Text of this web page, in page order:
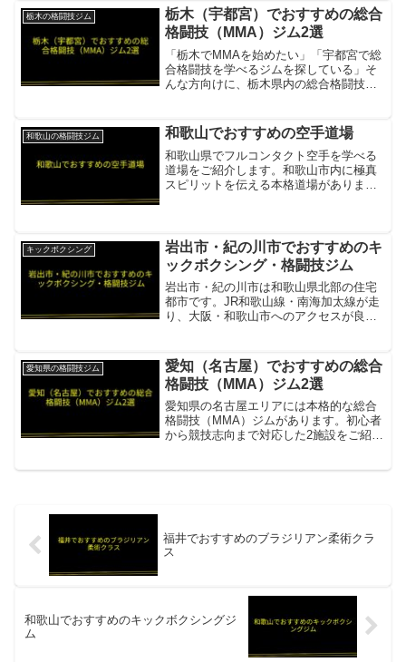
ム項目内容所在地／最寄駅茨城県水戸市
千波町2325...
栃木の格闘技ジム
栃木（宇都宮）でおすすめの総合
格闘技（MMA）ジム2選
「栃木でMMAを始めたい」「宇都宮で総
合格闘技を学べるジムを探している」そ
んな方向けに、栃木県内の総合格闘技ジ
ブラジリアン柔術を網羅する宇都宮の総
合格闘技ジム項目内容所在地／...
和歌山の格闘技ジム 和歌山でおすすめの空手道場
和歌山県でフルコンタクト空手を学べる
道場をご紹介します。和歌山市内に極真
スピリットを伝える本格道場がありま
授項目内容所在地／最寄駅...
キックボクシング
岩出市・紀の川市でおすすめのキ
ックボクシング・格闘技ジム
岩出市・紀の川市は和歌山県北部の住宅
都市です。JR和歌山線・南海加太線が走
り、大阪・和歌山市へのアクセスが良好
ン。男女別更衣室・シャワールーム完備
項目内容所在地／最寄駅...
愛知県の格闘技ジム
愛知（名古屋）でおすすめの総合
格闘技（MMA）ジム2選
愛知県の名古屋エリアには本格的な総合
格闘技（MMA）ジムがあります。初心者
から競技志向まで対応した2施設をご紹介
福井でおすすめのブラジリアン柔術クラ
ス
和歌山でおすすめのキックボクシングジ
ム